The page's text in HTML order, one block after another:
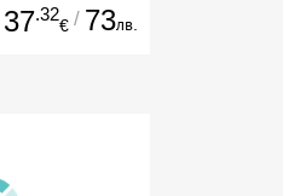
37.32
€ / 73лв.